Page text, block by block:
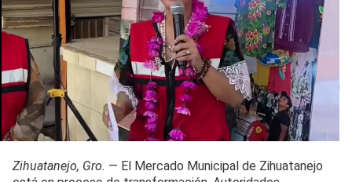
Zihuatanejo, Gro. — El Mercado Municipal de Zihuatanejo